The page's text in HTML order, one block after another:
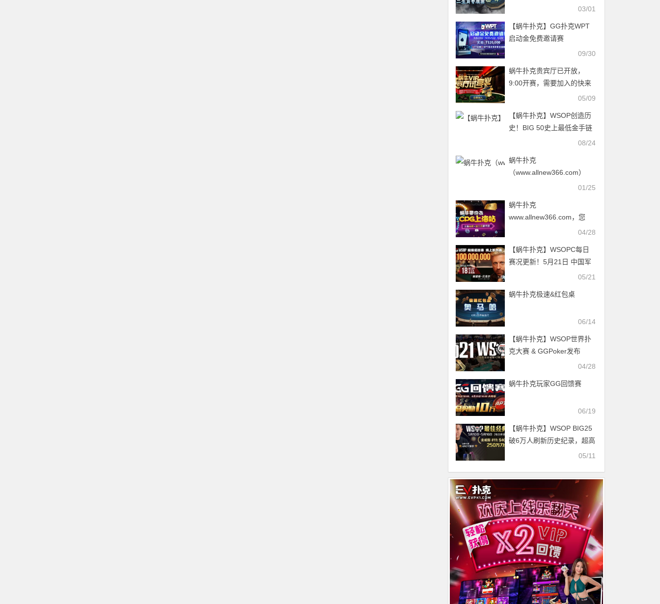
03/01
【蜗牛扑克】GG扑克WPT
启动金免费邀请赛
09/30
蜗牛扑克贵宾厅已开放，
9:00开赛，需要加入的快来
05/09
【蜗牛扑克】WSOP创造历
史！BIG 50史上最低金手链
08/24
蜗牛扑克
（www.allnew366.com）
BCpays 的银联扫码渠道正
01/25
蜗牛扑克
www.allnew366.com，您
04/28
【蜗牛扑克】WSOPC每日
赛况更新！5月21日 中国军
05/21
蜗牛扑克极速&红包桌
06/14
【蜗牛扑克】WSOP世界扑
克大赛 & GGPoker发布
04/28
蜗牛扑克玩家GG回馈赛
06/19
【蜗牛扑克】WSOP BIG25
破6万人刷新历史纪录，超高
EV值巨像赛保底250W刀火
05/11